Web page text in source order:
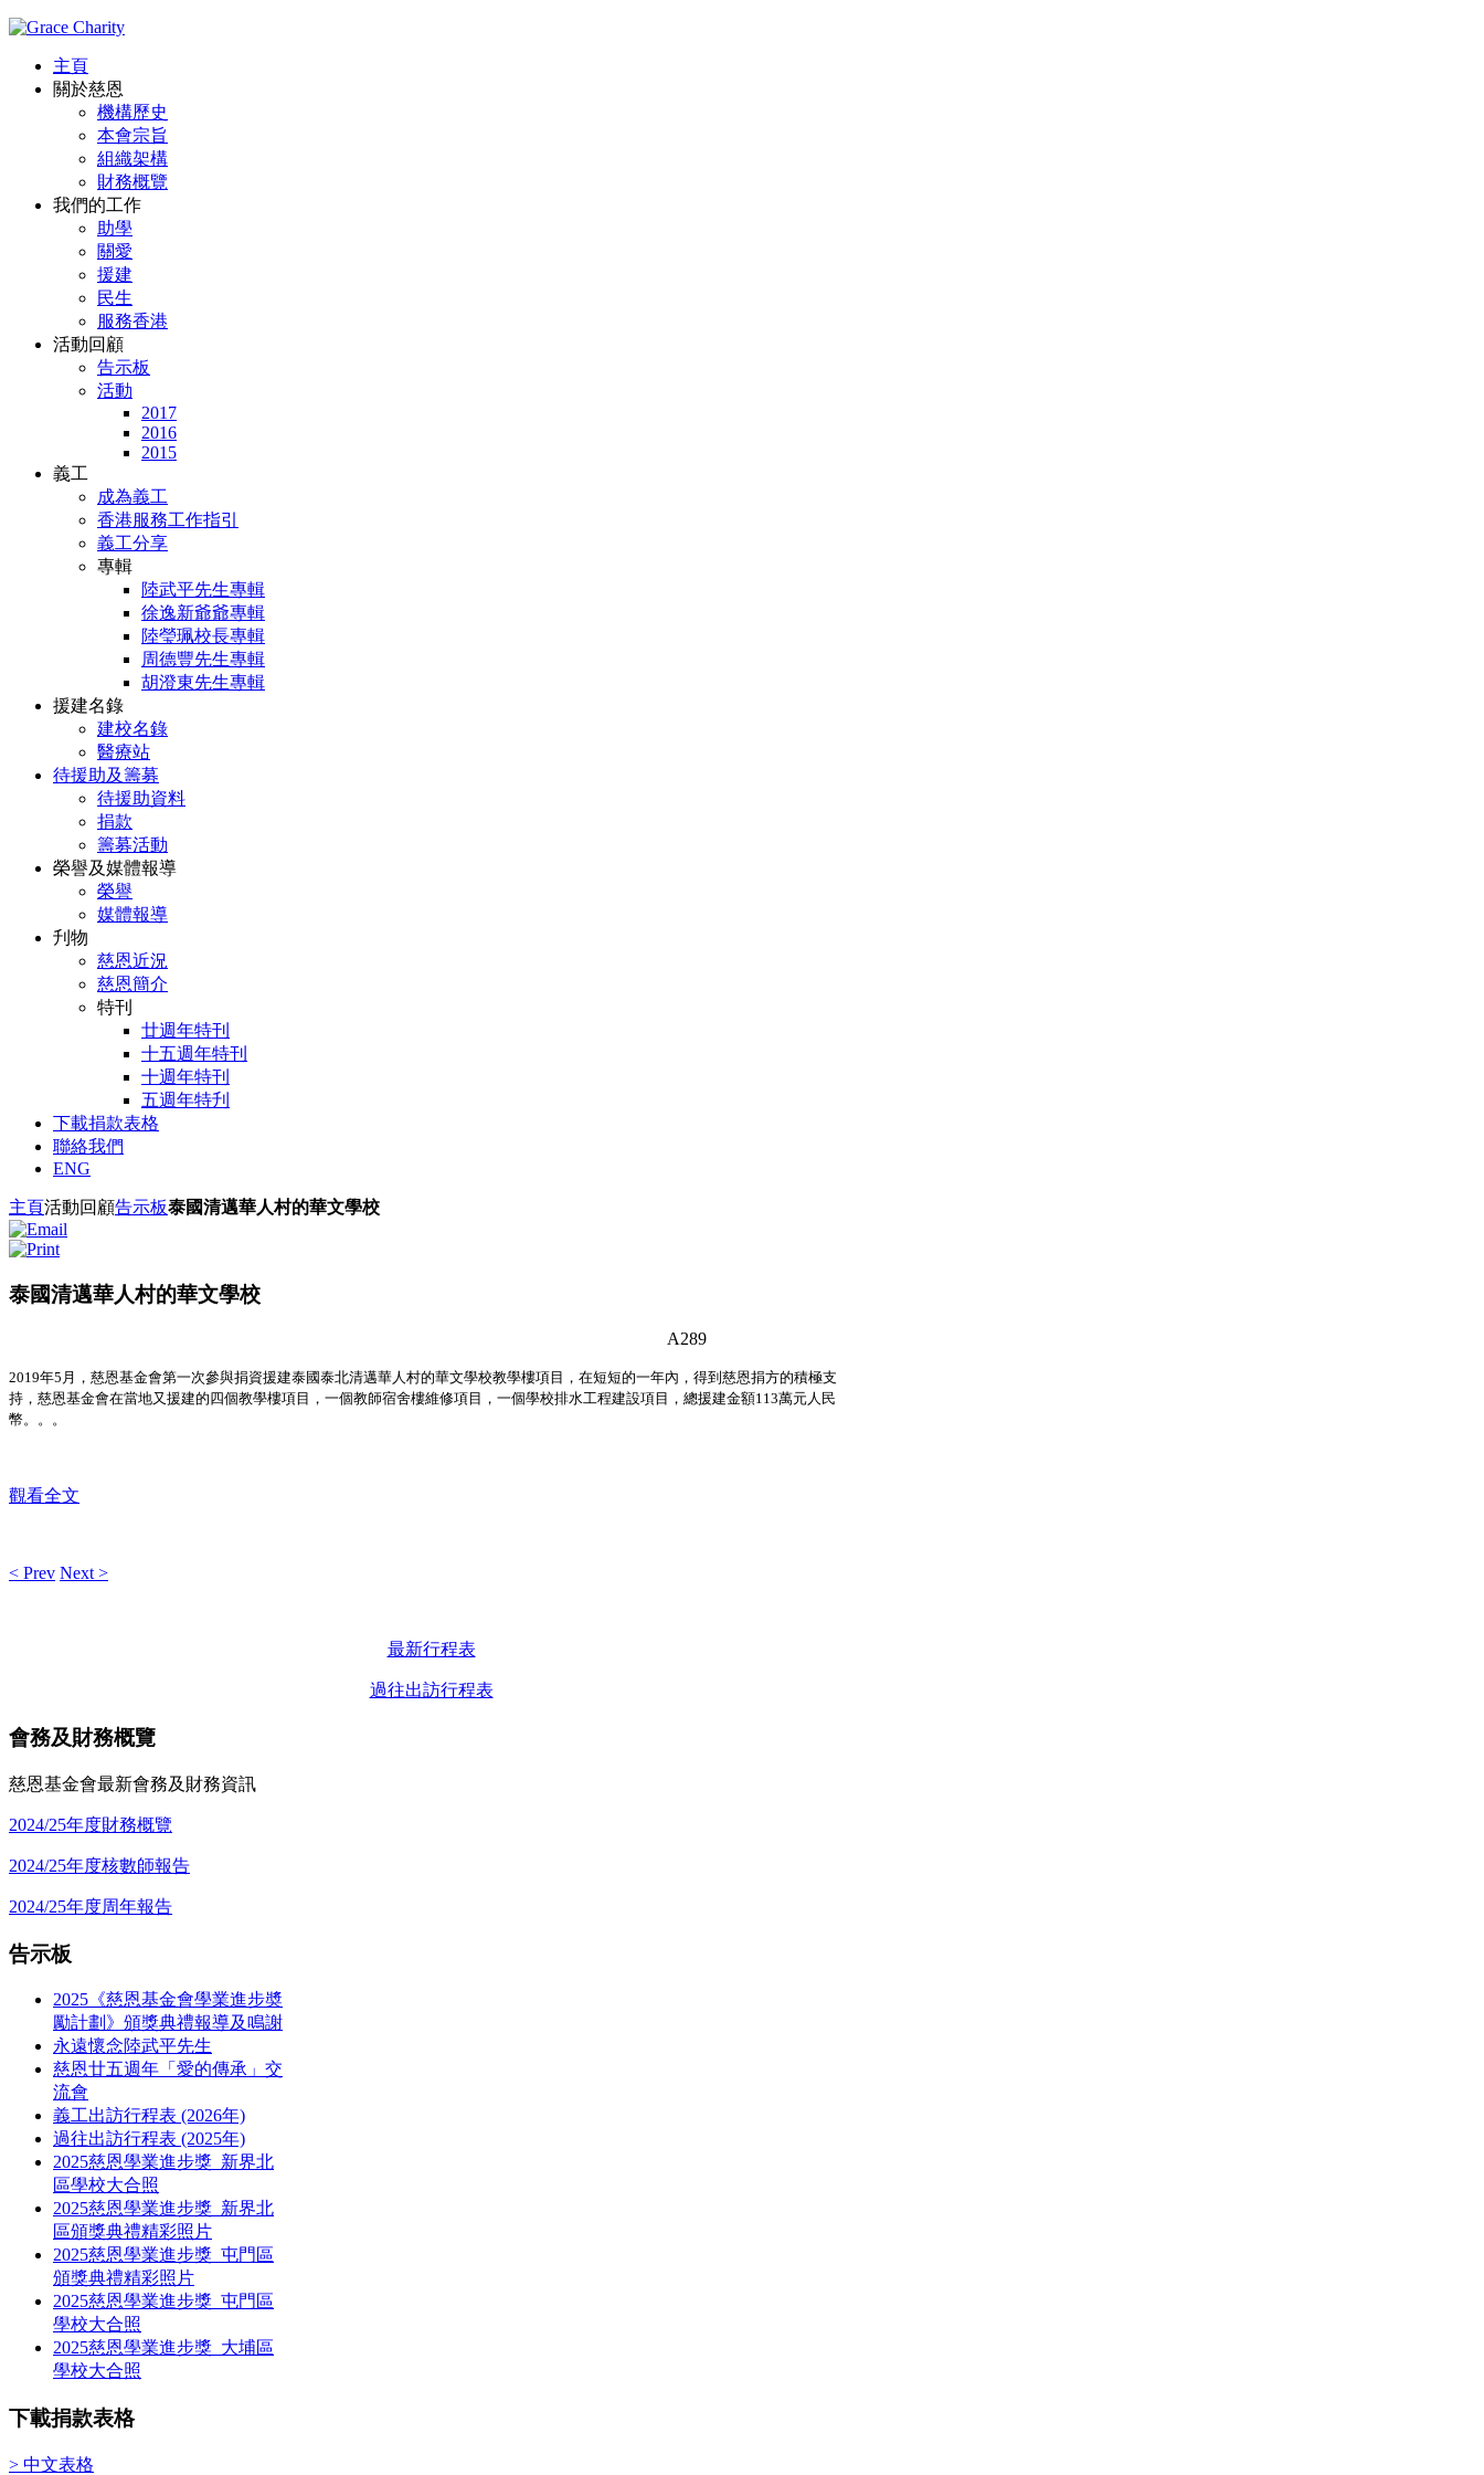
主頁
關於慈恩
機構歷史
本會宗旨
組織架構
財務概覽
我們的工作
助學
關愛
援建
民生
服務香港
活動回顧
告示板
活動
2017
2016
2015
義工
成為義工
香港服務工作指引
義工分享
專輯
陸武平先生專輯
徐逸新爺爺專輯
陸瑩珮校長專輯
周德豐先生專輯
胡澄東先生專輯
援建名錄
建校名錄
醫療站
待援助及籌募
待援助資料
捐款
籌募活動
榮譽及媒體報導
榮譽
媒體報導
刋物
慈恩近況
慈恩簡介
特刊
廿週年特刊
十五週年特刊
十週年特刊
五週年特刋
下載捐款表格
聯絡我們
ENG
主頁活動回顧告示板泰國清邁華人村的華文學校
泰國清邁華人村的華文學校
A289
2019年5月，慈恩基金會第一次參與捐資援建泰國泰北清邁華人村的華文學校教學樓項目，在短短的一年內，得到慈恩捐方的積極支
持，慈恩基金會在當地又援建的四個教學樓項目，一個教師宿舍樓維修項目，一個學校排水工程建設項目，總援建金額113萬元人民
幣。。。
觀看全文
< Prev Next >
最新行程表
過往出訪行程表
會務及財務概覽
慈恩基金會最新會務及財務資訊
2024/25年度財務概覽
2024/25年度核數師報告
2024/25年度周年報告
告示板
2025《慈恩基金會學業進步奬
勵計劃》頒獎典禮報導及鳴謝
永遠懷念陸武平先生
慈恩廿五週年「愛的傳承」交
流會
義工出訪行程表 (2026年)
過往出訪行程表 (2025年)
2025慈恩學業進步獎_新界北
區學校大合照
2025慈恩學業進步獎_新界北
區頒獎典禮精彩照片
2025慈恩學業進步獎_屯門區
頒獎典禮精彩照片
2025慈恩學業進步獎_屯門區
學校大合照
2025慈恩學業進步獎_大埔區
學校大合照
下載捐款表格
> 中文表格